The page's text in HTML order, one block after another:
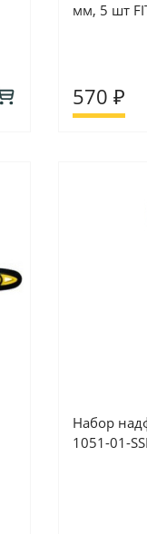
мм, 5 шт
570 ₽
Набор
1051-01-